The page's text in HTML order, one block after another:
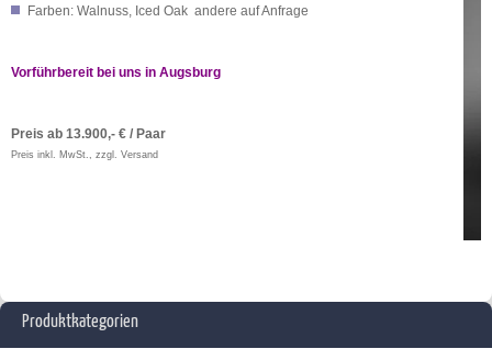
Farben: Walnuss, Iced Oak andere auf Anfrage
Vorführbereit bei uns in Augsburg
Preis ab 13.900,- € / Paar
Preis inkl. MwSt., zzgl. Versand
Produktkategorien